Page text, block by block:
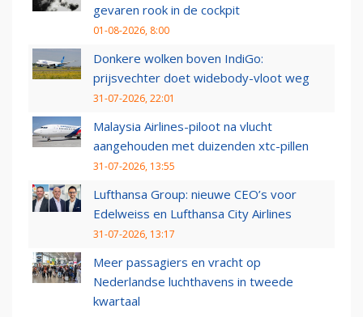
gevaren rook in de cockpit
01-08-2026, 8:00
Donkere wolken boven IndiGo:
prijsvechter doet widebody-vloot weg
31-07-2026, 22:01
Malaysia Airlines-piloot na vlucht
aangehouden met duizenden xtc-pillen
31-07-2026, 13:55
Lufthansa Group: nieuwe CEO’s voor
Edelweiss en Lufthansa City Airlines
31-07-2026, 13:17
Meer passagiers en vracht op
Nederlandse luchthavens in tweede
kwartaal